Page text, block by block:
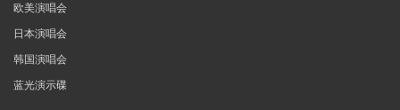
欧美演唱会
日本演唱会
韩国演唱会
蓝光演示碟